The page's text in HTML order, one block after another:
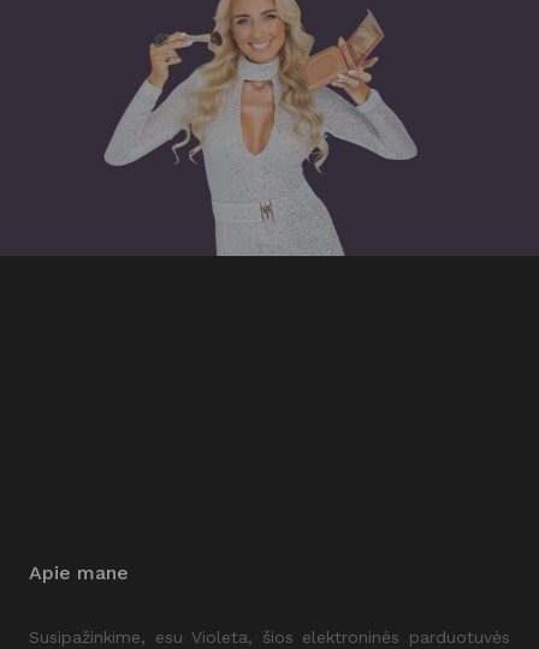
Apie mane
Susipažinkime, esu Violeta, šios elektroninės parduotuvės